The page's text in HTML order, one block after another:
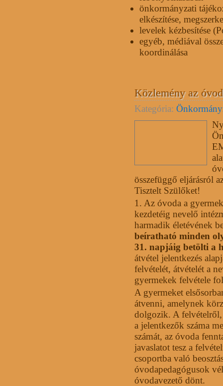
önkormányzati
elkészítése,
levelek kézbesítése
egyéb, médiával
koordinálása
Közlemény az
Kategória:
összefüggő eljárásról
Tisztelt Szülőket!
1. Az óvoda a
kezdetéig nevelő
harmadik életévének
beíratható minden
31. napjáig betölti a
átvétel jelentkezés
felvételét, átvételét a
gyermekek felvétele
A gyermeket
átvenni, amelynek
dolgozik. A
a jelentkezők száma
számát, az óvoda
javaslatot tesz a
csoportba való
óvodapedagógusok
óvodavezető dönt.